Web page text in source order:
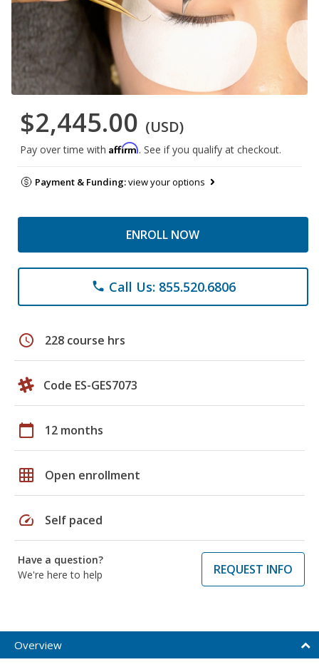
$2,445.00 (USD)
Pay over time with Affirm. See if you qualify at checkout.
Payment & Funding:view your options
ENROLL NOW
phone Call Us: 855.520.6806
schedule 228 course hrs
Code ES-GES7073
calendar_today 12 months
grid_on Open enrollment
speed Self paced
Have a question?
We're here to help
REQUEST INFO
Overview